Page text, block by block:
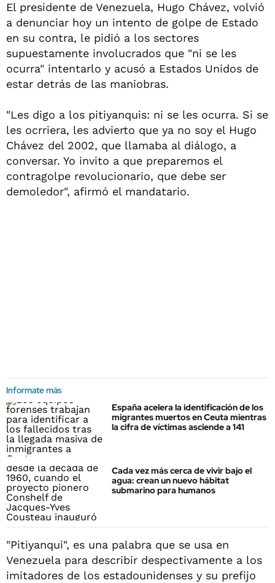
El presidente de Venezuela, Hugo Chávez, volvió
a denunciar hoy un intento de golpe de Estado
en su contra, le pidió a los sectores
supuestamente involucrados que "ni se les
ocurra" intentarlo y acusó a Estados Unidos de
estar detrás de las maniobras.
"Les digo a los pitiyanquis: ni se les ocurra. Si se
les ocrriera, les advierto que ya no soy el Hugo
Chávez del 2002, que llamaba al diálogo, a
conversar. Yo invito a que preparemos el
contragolpe revolucionario, que debe ser
demoledor", afirmó el mandatario.
Informate más
España acelera la identificación de los
migrantes muertos en Ceuta mientras
la cifra de víctimas asciende a 141
Cada vez más cerca de vivir bajo el
agua: crean un nuevo hábitat
submarino para humanos
"Pitiyanqui", es una palabra que se usa en
Venezuela para describir despectivamente a los
imitadores de los estadounidenses y su prefijo